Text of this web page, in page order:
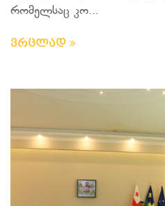
რომელსაც კო...
ვრცლად